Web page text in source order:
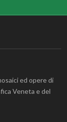
ed opere di
Veneta e del